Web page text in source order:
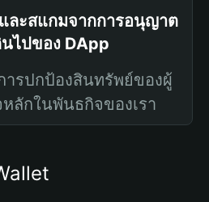
ละสแกมจากการอนุญาต
ไปของ DApp
ารปกป้องสินทรัพย์ของผู้
ลักในพันธกิจของเรา